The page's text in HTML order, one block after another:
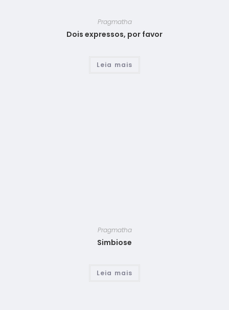
Pragmatha
Dois expressos, por favor
Leia mais
Pragmatha
Simbiose
Leia mais